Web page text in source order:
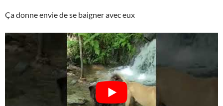
Ça donne envie de se baigner avec eux